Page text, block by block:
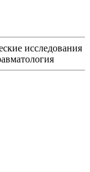
исследования